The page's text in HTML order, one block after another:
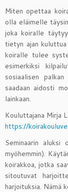
Miten opettaa
olla eläimelle
joka koiralle
tietyn ajan kuluttua
koiralle tulee
esimerkiksi
sosiaalisen
saadaan aidosti
lainkaan.
Kouluttajana Mirja
https://
Seminaarin
myöhemmin).
koirakkoa, jotka
sitoutuvat
harjoituksia. Nämä